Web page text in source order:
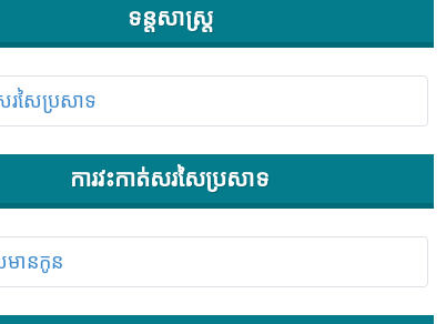
ទន្តសាស្រ្ត
ការវះកាត់សរសៃប្រសាទ